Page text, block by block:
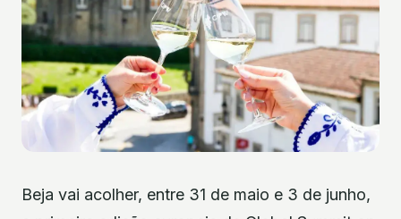
Beja vai acolher, entre 31 de maio e 3 de junho,